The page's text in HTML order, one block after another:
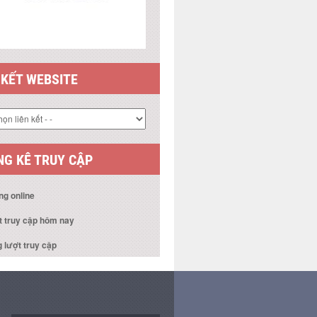
WEBSITE
KÊ TRUY CẬP
lượt truy cập